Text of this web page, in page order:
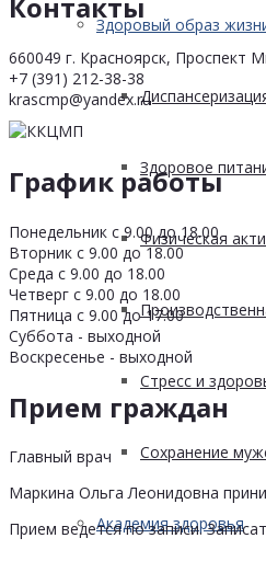
Здоровый образ
Здоровое
Физическая
Стресс и
Сохранение
Академия здоровья
660049 г. Красноярск, Проспект
+7 (391) 212-38-38
krascmp@yandex.ru
График работы
Понедельник с 9.00 до 18.00
Вторник с 9.00 до 18.00
Среда с 9.00 до 18.00
Четверг с 9.00 до 18.00
Пятница с 9.00 до 17.00
Суббота - выходной
Воскресенье - выходной
Прием граждан
Главный врач
Маркина Ольга Леонидовна
Прием ведется по записи.